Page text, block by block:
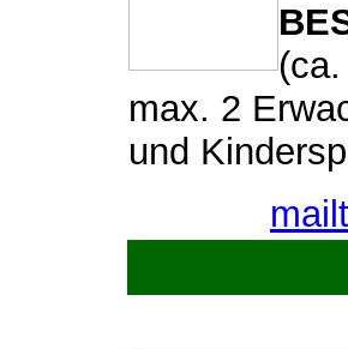
max. 2
und